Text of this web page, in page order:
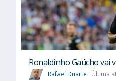
Ronaldinho Gaúcho vai
Rafael Duarte Última